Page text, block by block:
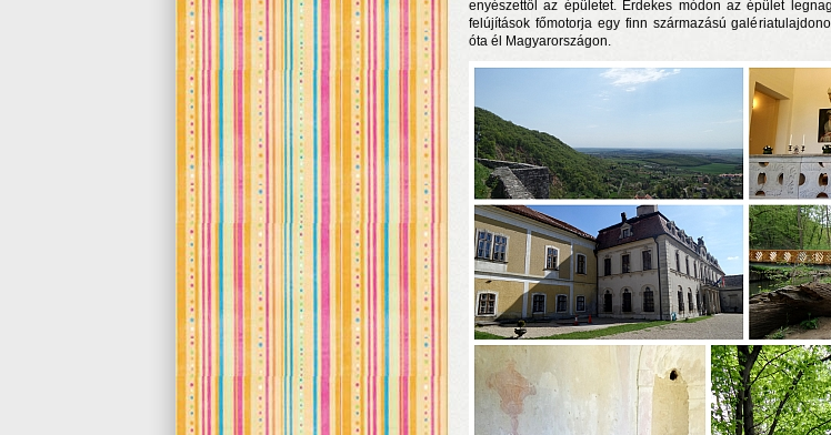
enyészettől az épületet. Érdekes módon az épület
felújítások főmotorja egy finn származású
óta él Magyarországon.